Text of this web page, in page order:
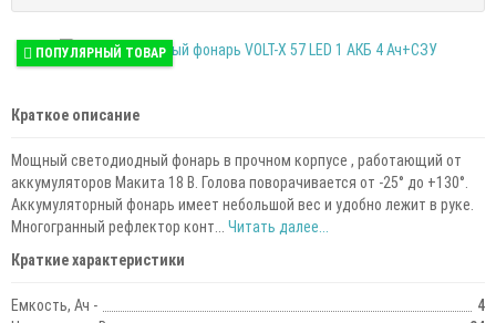
ПОПУЛЯРНЫЙ ТОВАР
Краткое описание
Мощный светодиодный фонарь в прочном корпусе , работающий от
аккумуляторов Макита 18 В. Голова поворачивается от -25° до +130°.
Аккумуляторный фонарь имеет небольшой вес и удобно лежит в руке.
Многогранный рефлектор конт... Читать далее...
Краткие характеристики
Емкость, Ач -
4